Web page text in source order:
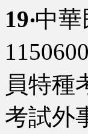
19‧中
員特種
考試外